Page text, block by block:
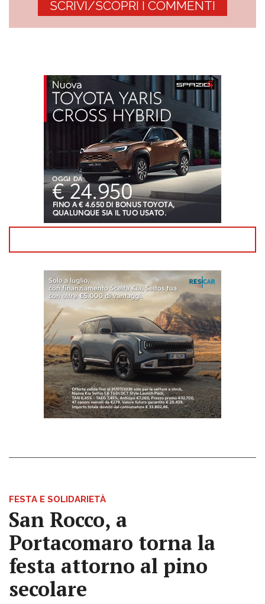
SCRIVI/SCOPRI I COMMENTI
FESTA E SOLIDARIETÀ
San Rocco, a
Portacomaro torna la
festa attorno al pino
secolare